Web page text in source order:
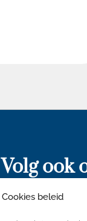
Cookies beleid
Volg ook